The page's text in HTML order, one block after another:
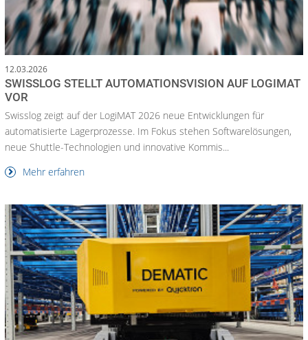
12.03.2026
SWISSLOG STELLT AUTOMATIONSVISION AUF LOGIMAT
VOR
Swisslog zeigt auf der LogiMAT 2026 neue Entwicklungen für
automatisierte Lagerprozesse. Im Fokus stehen Softwarelösungen,
neue Shuttle-Technologien und innovative Kommis...
Mehr erfahren